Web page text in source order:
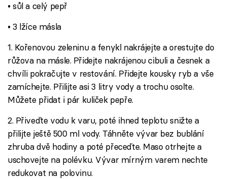
• sůl a celý pepř
• 3 lžíce másla
1. Kořenovou zeleninu a fenykl nakrájejte a orestujte do
růžova na másle. Přidejte nakrájenou cibuli a česnek a
chvíli pokračujte v restování. Přidejte kousky ryb a vše
zamíchejte. Přilijte asi 3 litry vody a trochu osolte.
Můžete přidat i pár kuliček pepře.
2. Přiveďte vodu k varu, poté ihned teplotu snižte a
přilijte ještě 500 ml vody. Táhněte vývar bez bublání
zhruba dvě hodiny a poté přeceďte. Maso otrhejte a
uschovejte na polévku. Vývar mírným varem nechte
redukovat na polovinu.